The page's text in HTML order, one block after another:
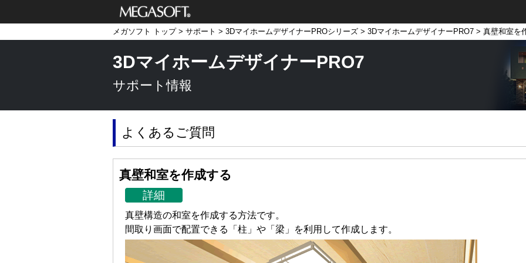
メガソフト株式
会社
メガソフト トップ> サポート > 3DマイホームデザイナーPROシリーズ > 3DマイホームデザイナーPRO7 > 真壁和室を
3DマイホームデザイナーPRO7
サポート情報
よくあるご質問
真壁和室を作成する
詳細
真壁構造の和室を作成する方法です。
間取り画面で配置できる「柱」や「梁」を利用して作成します。